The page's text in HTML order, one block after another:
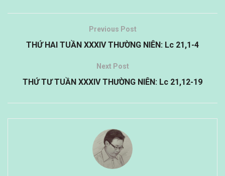
Previous Post
THỨ HAI TUẦN XXXIV THƯỜNG NIÊN: Lc 21,1-4
Next Post
THỨ TƯ TUẦN XXXIV THƯỜNG NIÊN: Lc 21,12-19